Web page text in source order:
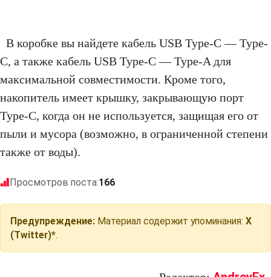
В коробке вы найдете кабель USB Type-C — Type-
C, а также кабель USB Type-C — Type-A для
максимальной совместимости. Кроме того,
накопитель имеет крышку, закрывающую порт
Type-C, когда он не используется, защищая его от
пыли и мусора (возможно, в ограниченной степени
также от воды).
Просмотров поста:166
Предупреждение: Материал содержит упоминания: X
(Twitter)*.